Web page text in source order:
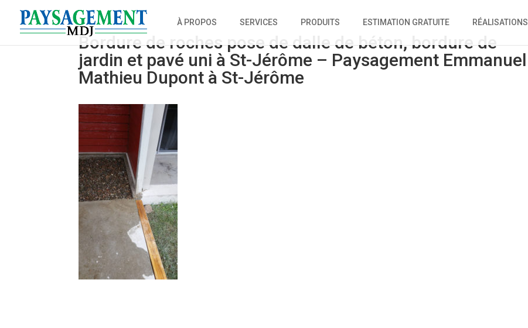
À PROPOS SERVICES PRODUITS ESTIMATION GRATUITE RÉALISATIONS
Bordure de roches pose de dalle de béton, bordure de
jardin et pavé uni à St-Jérôme – Paysagement Emmanuel
Mathieu Dupont à St-Jérôme